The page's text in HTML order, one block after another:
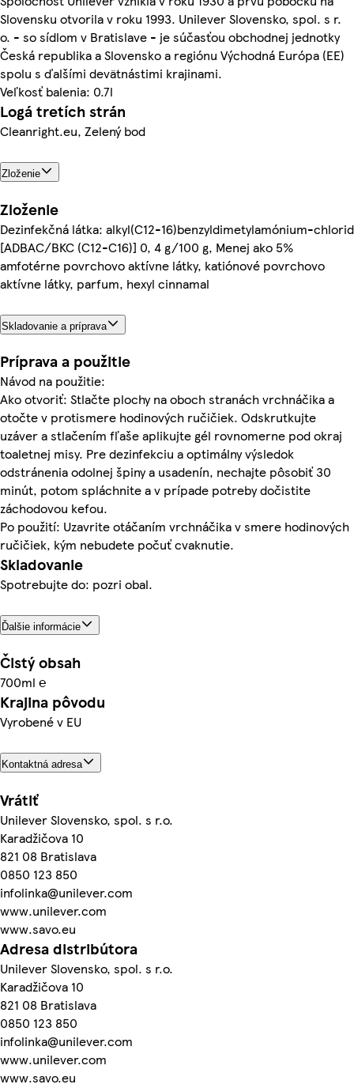
Slovensku otvorila v roku 1993. Unilever Slovensko, spol. s r.
o. - so sídlom v Bratislave - je súčasťou obchodnej jednotky
Česká republika a Slovensko a regiónu Východná Európa (EE)
spolu s ďalšími devätnástimi krajinami.
Veľkosť balenia: 0.7l
Logá tretích strán
Cleanright.eu, Zelený bod
Zloženie
Zloženie
Dezinfekčná látka: alkyl(C12-16)benzyldimetylamónium-chlorid
[ADBAC/BKC (C12-C16)] 0, 4 g/100 g, Menej ako 5%
amfotérne povrchovo aktívne látky, katiónové povrchovo
aktívne látky, parfum, hexyl cinnamal
Skladovanie a príprava
Príprava a použitie
Návod na použitie:
Ako otvoriť: Stlačte plochy na oboch stranách vrchnáčika a
otočte v protismere hodinových ručičiek. Odskrutkujte
uzáver a stlačením fľaše aplikujte gél rovnomerne pod okraj
toaletnej misy. Pre dezinfekciu a optimálny výsledok
odstránenia odolnej špiny a usadenín, nechajte pôsobiť 30
minút, potom spláchnite a v prípade potreby dočistite
záchodovou kefou.
Po použití: Uzavrite otáčaním vrchnáčika v smere hodinových
ručičiek, kým nebudete počuť cvaknutie.
Skladovanie
Spotrebujte do: pozri obal.
Ďalšie informácie
Čistý obsah
700ml ℮
Krajina pôvodu
Vyrobené v EU
Kontaktná adresa
Vrátiť
Unilever Slovensko, spol. s r.o.
Karadžičova 10
821 08 Bratislava
0850 123 850
infolinka@unilever.com
www.unilever.com
www.savo.eu
Adresa distribútora
Unilever Slovensko, spol. s r.o.
Karadžičova 10
821 08 Bratislava
0850 123 850
infolinka@unilever.com
www.unilever.com
www.savo.eu